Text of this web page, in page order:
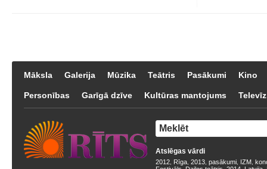
Māksla Galerija Mūzika Teātris Pasākumi Kino
Personības Garīgā dzīve Kultūras mantojums
Atslēgas vārdi
2012 Rīga 2013 pasākumi IZM